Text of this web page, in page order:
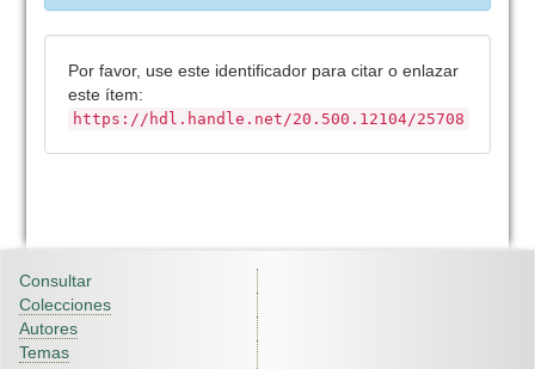
Por favor, use este identificador para citar o enlazar
este ítem:
https://hdl.handle.net/20.500.12104/25708
Consultar
Colecciones
Autores
Temas